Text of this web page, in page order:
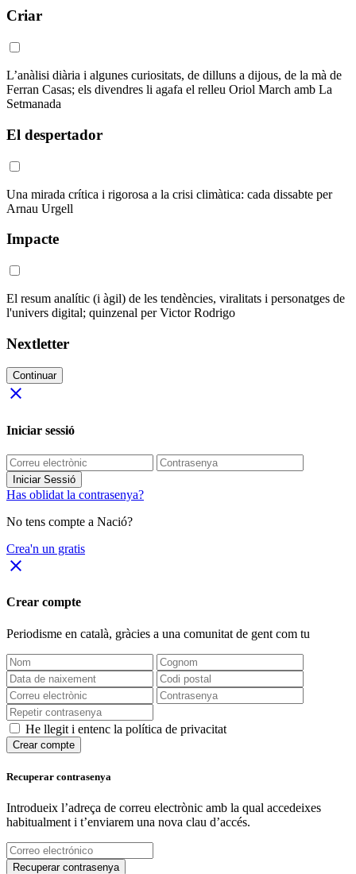
Criar
L’anàlisi diària i algunes curiositats, de dilluns a dijous, de la mà de
Ferran Casas; els divendres li agafa el relleu Oriol March amb La
Setmanada
El despertador
Una mirada crítica i rigorosa a la crisi climàtica: cada dissabte per
Arnau Urgell
Impacte
El resum analític (i àgil) de les tendències, viralitats i personatges de
l'univers digital; quinzenal per Victor Rodrigo
Nextletter
Continuar
close
Iniciar sessió
Iniciar Sessió
Has oblidat la contrasenya?
No tens compte a Nació?
Crea'n un gratis
close
Crear compte
Periodisme en català, gràcies a una comunitat de gent com tu
He llegit i entenc la política de privacitat
Crear compte
Recuperar contrasenya
Introdueix l’adreça de correu electrònic amb la qual accedeixes
habitualment i t’enviarem una nova clau d’accés.
Recuperar contrasenya